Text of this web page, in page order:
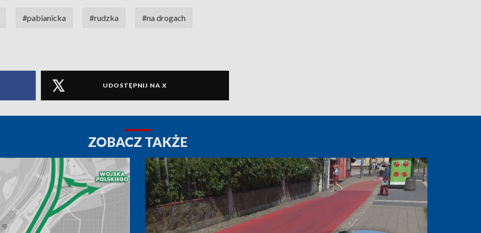
#pabianicka #rudzka #na drogach
UDOSTĘPNIJ NA X
ZOBACZ TAKŻE